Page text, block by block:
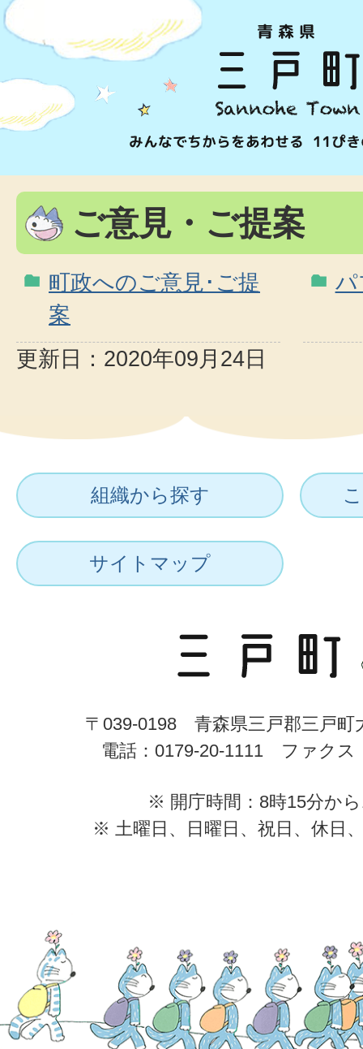
ご意見・ご提案
町政へのご意見･ご提
案
パ
更新日：2020年09月24日
組織から探す
サイトマップ
〒039-0198 青森県三戸郡三戸町
電話：0179-20-1111 ファクス
※ 開庁時間：8時15分か
※ 土曜日、日曜日、祝日、休日